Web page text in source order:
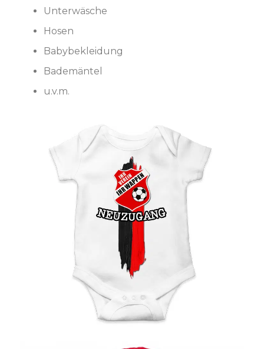
Unterwäsche
Hosen
Babybekleidung
Bademäntel
u.v.m.